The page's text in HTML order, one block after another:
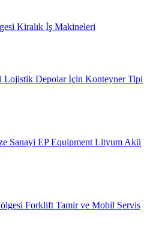
Kiralık İş Makineleri
Lojistik Depolar İçin Konteyner Tipi
Sanayi EP Equipment Lityum Akü
Forklift Tamir ve Mobil Servis